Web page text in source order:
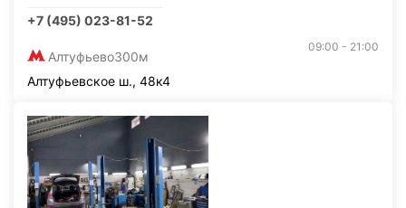
+7 (495) 023-81-52
Алтуфьево300м
09:00 - 21:00
Алтуфьевское ш., 48к4